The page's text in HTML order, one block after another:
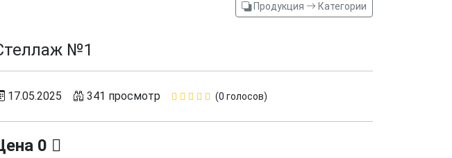
Продукция Категории
№1
17.05.2025 341 просмотр (0 голосов)
0